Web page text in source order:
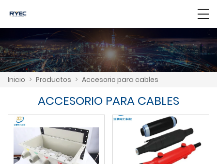
Inicio > Productos > Accesorio para cables
ACCESORIO PARA CABLES